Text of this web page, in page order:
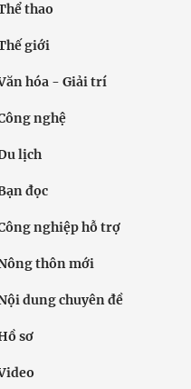
thao
giới
hóa - Giải trí
nghệ
lịch
đọc
nghiệp hỗ trợ
thôn mới
dung chuyên đề
sơ